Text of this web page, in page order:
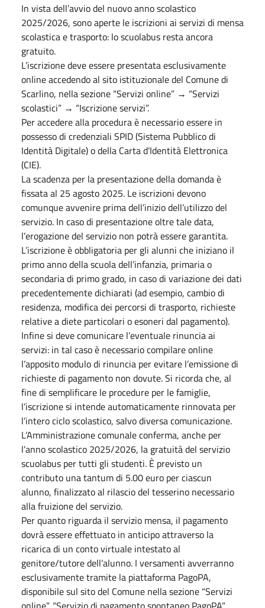
In vista dell’avvio del nuovo anno scolastico
2025/2026, sono aperte le iscrizioni ai servizi di mensa
scolastica e trasporto: lo scuolabus resta ancora
gratuito.
L’iscrizione deve essere presentata esclusivamente
online accedendo al sito istituzionale del Comune di
Scarlino, nella sezione “Servizi online” → “Servizi
scolastici” → “Iscrizione servizi”.
Per accedere alla procedura è necessario essere in
possesso di credenziali SPID (Sistema Pubblico di
Identità Digitale) o della Carta d’Identità Elettronica
(CIE).
La scadenza per la presentazione della domanda è
fissata al 25 agosto 2025. Le iscrizioni devono
comunque avvenire prima dell’inizio dell’utilizzo del
servizio. In caso di presentazione oltre tale data,
l’erogazione del servizio non potrà essere garantita.
L’iscrizione è obbligatoria per gli alunni che iniziano il
primo anno della scuola dell’infanzia, primaria o
secondaria di primo grado, in caso di variazione dei dati
precedentemente dichiarati (ad esempio, cambio di
residenza, modifica dei percorsi di trasporto, richieste
relative a diete particolari o esoneri dal pagamento).
Infine si deve comunicare l’eventuale rinuncia ai
servizi: in tal caso è necessario compilare online
l’apposito modulo di rinuncia per evitare l’emissione di
richieste di pagamento non dovute. Si ricorda che, al
fine di semplificare le procedure per le famiglie,
l’iscrizione si intende automaticamente rinnovata per
l’intero ciclo scolastico, salvo diversa comunicazione.
L’Amministrazione comunale conferma, anche per
l’anno scolastico 2025/2026, la gratuità del servizio
scuolabus per tutti gli studenti. È previsto un
contributo una tantum di 5.00 euro per ciascun
alunno, finalizzato al rilascio del tesserino necessario
alla fruizione del servizio.
Per quanto riguarda il servizio mensa, il pagamento
dovrà essere effettuato in anticipo attraverso la
ricarica di un conto virtuale intestato al
genitore/tutore dell’alunno. I versamenti avverranno
esclusivamente tramite la piattaforma PagoPA,
disponibile sul sito del Comune nella sezione “Servizi